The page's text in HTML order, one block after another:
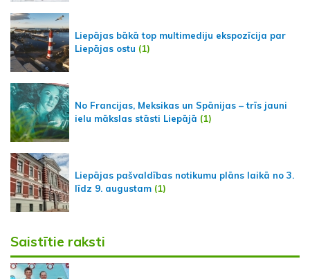
Liepājas bākā top multimediju ekspozīcija par
Liepājas ostu (1)
No Francijas, Meksikas un Spānijas – trīs jauni
ielu mākslas stāsti Liepājā (1)
Liepājas pašvaldības notikumu plāns laikā no 3.
līdz 9. augustam (1)
Saistītie raksti